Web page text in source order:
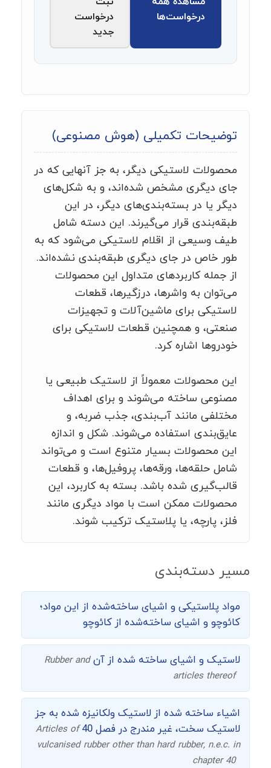
درخواست‌ها
درخواست
جدید
توضیحات تکمیلی (هوش مصنوعی)
محصولات لاستیکی دیگر، به جز آنهایی که در
جای دیگری مشخص شده‌اند، و به شکل‌های
دیگر یا در بسته‌بندی‌های دیگر، در این
طبقه‌بندی قرار می‌گیرند. این دسته شامل
طیف وسیعی از اقلام لاستیکی می‌شود که به
طور خاص در جای دیگری طبقه‌بندی نشده‌اند.
از جمله کاربردهای متداول این محصولات
می‌توان به واشرها، درزگیرها، قطعات
لاستیکی برای ماشین‌آلات و تجهیزات
صنعتی، و همچنین قطعات لاستیکی برای
خودروها اشاره کرد.
این محصولات معمولاً از لاستیک طبیعی یا
مصنوعی ساخته می‌شوند و برای اهداف
مختلفی مانند آب‌بندی، جذب ضربه، و
عایق‌بندی استفاده می‌شوند. شکل و اندازه
این محصولات بسیار متنوع است و می‌تواند
شامل حلقه‌ها، ورقه‌ها، پروفیل‌ها، و قطعات
قالب‌گیری شده باشد. بسته به کاربرد، این
محصولات ممکن است با مواد دیگری مانند
فلز، پارچه، یا پلاستیک ترکیب شوند.
مسیر دسته‌بندی
مواد پلاستیکی و اشیای ساخته‌شده از این مواد؛
کائوچو و اشیای ساخته‌شده از کائوچو
لاستیک و اشیای ساخته شده از آنRubber and
articles thereof
اشیاء ساخته شده از لاستیک ولکانیزه شده به جز
لاستیک سخت، غیر مندرج در فصل 40
Articles of
vulcanised rubber other than hard rubber, n.e.c. in
chapter 40